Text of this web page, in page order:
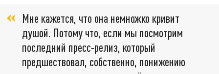
Мне кажется, что она немножко кривит
душой. Потому что, если мы посмотрим
последний пресс-релиз, который
предшествовал, собственно, понижению